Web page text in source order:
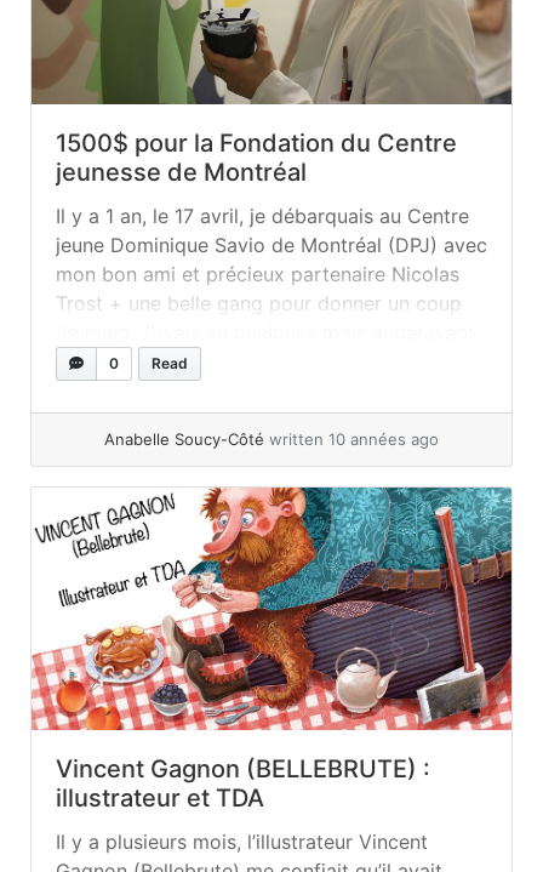
1500$ pour la Fondation du Centre
jeunesse de Montréal
Il y a 1 an, le 17 avril, je débarquais au Centre
jeune Dominique Savio de Montréal (DPJ) avec
mon bon ami et précieux partenaire Nicolas
Trost + une belle gang pour donner un coup
que des illustrateurs des éditions l’école des
(voir... »read more
0 Read
Anabelle Soucy-Côté written 10 années ago
Vincent Gagnon (BELLEBRUTE) :
illustrateur et TDA
Il y a plusieurs mois, l’illustrateur Vincent